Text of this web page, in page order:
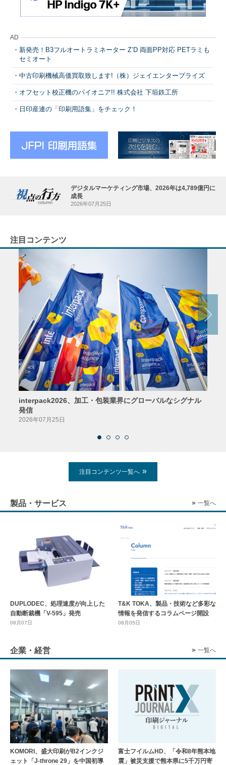
AD
新発売！B3フルオートラミネーター Z’D 両面PP対応 PETラミも
セミオート
中古印刷機械高価買取致します!（株）ジェイエンタープライズ
オフセット校正機のパイオニア!! 株式会社 下垣鉄工所
日印産連の「印刷用語集」をチェック！
デジタルマーケティング市場、2026年は4,789億円に
成長
2026年07月25日
注目コンテンツ
interpack2026、加工・包装業界にグローバルなシグナル
発信
2026年07月25日
注目コンテンツ一覧へ
製品・サービス 一覧へ
DUPLODEC、処理速度が向上した
自動断裁機「V-595」発売
08月07日
T&K TOKA、製品・技術など多彩な
情報を発信するコラムページ開設
08月05日
企業・経営 一覧へ
KOMORI、盛大印刷がB2インクジ
ェット「J-throne 29」を中国初導
富士フイルムHD、「令和8年熊本地
震」被災支援で熊本県に5千万円寄